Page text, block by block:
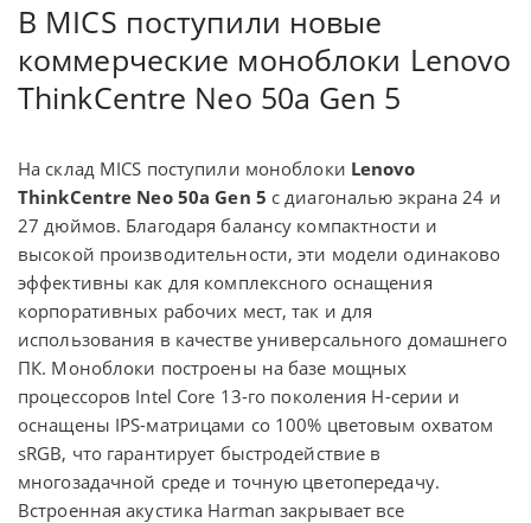
В MICS поступили новые
коммерческие моноблоки Lenovo
ThinkCentre Neo 50a Gen 5
На склад MICS поступили моноблоки Lenovo
ThinkCentre Neo 50a Gen 5 с диагональю экрана 24 и
27 дюймов. Благодаря балансу компактности и
высокой производительности, эти модели одинаково
эффективны как для комплексного оснащения
корпоративных рабочих мест, так и для
использования в качестве универсального домашнего
ПК. Моноблоки построены на базе мощных
процессоров Intel Core 13-го поколения H-серии и
оснащены IPS-матрицами со 100% цветовым охватом
sRGB, что гарантирует быстродействие в
многозадачной среде и точную цветопередачу.
Встроенная акустика Harman закрывает все